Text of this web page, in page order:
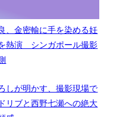
、金密輸に手を染める妊
熱演 シンガポール撮影
しが明かす、撮影現場で
リブと西野七瀬への絶大